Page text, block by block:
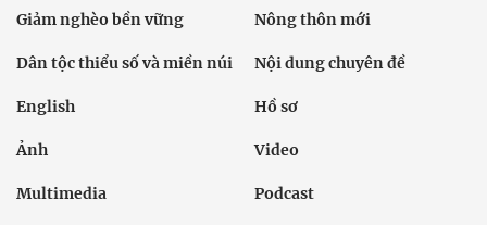
Giảm nghèo bền vững Nông thôn mới
Dân tộc thiểu số và miền núi Nội dung chuyên đề
English Hồ sơ
Ảnh Video
Multimedia Podcast